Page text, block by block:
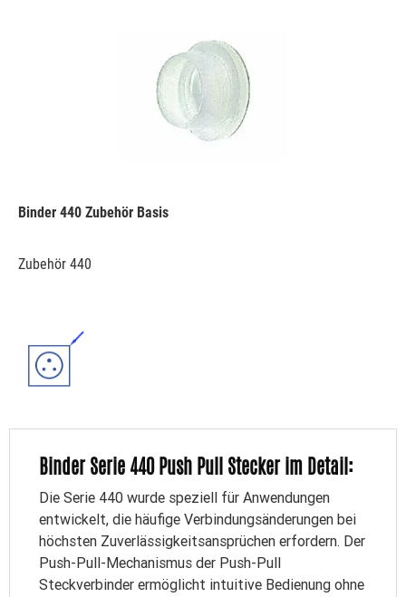
Binder 440 Zubehör Basis
Zubehör 440
ab 1,23 € *
Binder Serie 440 Push Pull Stecker im Detail:
Die Serie 440 wurde speziell für Anwendungen
entwickelt, die häufige Verbindungsänderungen bei
höchsten Zuverlässigkeitsansprüchen erfordern. Der
Push-Pull-Mechanismus der Push-Pull
Steckverbinder ermöglicht intuitive Bedienung ohne